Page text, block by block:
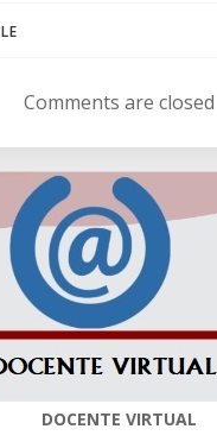
de
Comments are closed
DOCENTE VIRTUAL